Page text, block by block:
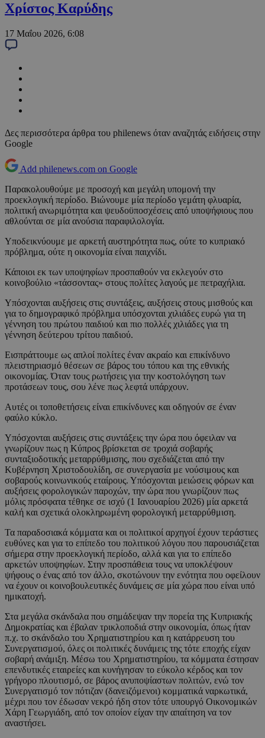
Χρίστος Καρύδης
17 Μαΐου 2026, 6:08
Δες περισσότερα άρθρα του philenews όταν αναζητάς ειδήσεις στην
Google
Add philenews.com on Google
Παρακολουθούμε με προσοχή και μεγάλη υπομονή την
προεκλογική περίοδο. Βιώνουμε μία περίοδο γεμάτη φλυαρία,
πολιτική ανωριμότητα και ψευδοϋποσχέσεις από υποψήφιους που
αθλούνται σε μία ανούσια παραφιλολογία.
Υποδεικνύουμε με αρκετή αυστηρότητα πως, ούτε το κυπριακό
πρόβλημα, ούτε η οικονομία είναι παιχνίδι.
Κάποιοι εκ των υποψηφίων προσπαθούν να εκλεγούν στο
κοινοβούλιο «τάσσοντας» στους πολίτες λαγούς με πετραχήλια.
Υπόσχονται αυξήσεις στις συντάξεις, αυξήσεις στους μισθούς και
για το δημογραφικό πρόβλημα υπόσχονται χιλιάδες ευρώ για τη
γέννηση του πρώτου παιδιού και πιο πολλές χιλιάδες για τη
γέννηση δεύτερου τρίτου παιδιού.
Εισπράττουμε ως απλοί πολίτες έναν ακραίο και επικίνδυνο
πλειστηριασμό θέσεων σε βάρος του τόπου και της εθνικής
οικονομίας. Όταν τους ρωτήσεις για την κοστολόγηση των
προτάσεων τους, σου λένε πως λεφτά υπάρχουν.
Αυτές οι τοποθετήσεις είναι επικίνδυνες και οδηγούν σε έναν
φαύλο κύκλο.
Υπόσχονται αυξήσεις στις συντάξεις την ώρα που όφειλαν να
γνωρίζουν πως η Κύπρος βρίσκεται σε τροχιά σοβαρής
συνταξιοδοτικής μεταρρύθμισης, που σχεδιάζεται από την
Κυβέρνηση Χριστοδουλίδη, σε συνεργασία με νούσιμους και
σοβαρούς κοινωνικούς εταίρους. Υπόσχονται μειώσεις φόρων και
αυξήσεις φορολογικών παροχών, την ώρα που γνωρίζουν πως
μόλις πρόσφατα τέθηκε σε ισχύ (1 Ιανουαρίου 2026) μία αρκετά
καλή και σχετικά ολοκληρωμένη φορολογική μεταρρύθμιση.
Τα παραδοσιακά κόμματα και οι πολιτικοί αρχηγοί έχουν τεράστιες
ευθύνες και για το επίπεδο του πολιτικού λόγου που παρουσιάζεται
σήμερα στην προεκλογική περίοδο, αλλά και για το επίπεδο
αρκετών υποψηφίων. Στην προσπάθεια τους να υποκλέψουν
ψήφους ο ένας από τον άλλο, σκοτώνουν την ενότητα που οφείλουν
να έχουν οι κοινοβουλευτικές δυνάμεις σε μία χώρα που είναι υπό
ημικατοχή.
Στα μεγάλα σκάνδαλα που σημάδεψαν την πορεία της Κυπριακής
Δημοκρατίας και έβαλαν τρικλοποδιά στην οικονομία, όπως ήταν
π.χ. το σκάνδαλο του Χρηματιστηρίου και η κατάρρευση του
Συνεργατισμού, όλες οι πολιτικές δυνάμεις της τότε εποχής είχαν
σοβαρή ανάμιξη. Μέσω του Χρηματιστηρίου, τα κόμματα έστησαν
επενδυτικές εταιρείες και κυνήγησαν το εύκολο κέρδος και τον
γρήγορο πλουτισμό, σε βάρος ανυποψίαστων πολιτών, ενώ τον
Συνεργατισμό τον πότιζαν (δανειζόμενοι) κομματικά ναρκωτικά,
μέχρι που τον έδωσαν νεκρό ήδη στον τότε υπουργό Οικονομικών
Χάρη Γεωργιάδη, από τον οποίον είχαν την απαίτηση να τον
αναστήσει.